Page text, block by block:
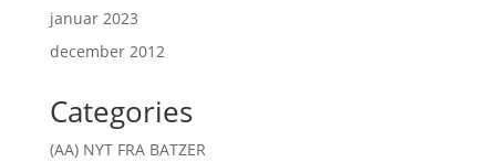
januar 2023
december 2012
Categories
(AA) NYT FRA BATZER